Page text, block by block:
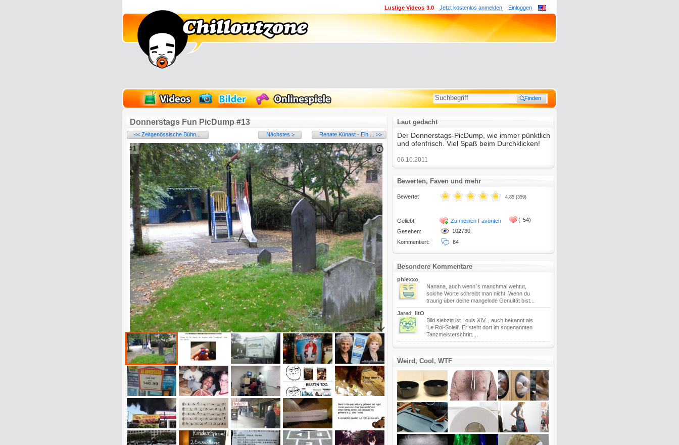
Einloggen
Jetzt kostenlos anmelden
Lustige Videos 3.0
Donnerstags Fun PicDump #13
<< Zeitgenössische Bühn... Nächstes > Renate Künast - Ein ... >>
#1
Laut gedacht
Der Donnerstags-PicDump, wie immer pünktlich
und ofenfrisch. Viel Spaß beim Durchklicken!
06.10.2011
Bewerten, Faven und mehr
Bewertet
Geliebt:
Gesehen:
Kommentiert:
4.85 (359)
Zu meinen Favoriten
102730
84
( 54)
Besondere Kommentare
phlexxo
Nanana, auch wenn`s manchmal wehtut,
solche Worte schreibt man nicht! Wenn du
traurig über deine mangelnde Genuität bist...
Jared_litO
Bild siebzig ist Louis XIV. , auch bekannt als
'Le Roi-Soleil'. Er steht dort im sogenannten
Tanzmeisterschritt....
Weird, Cool, WTF